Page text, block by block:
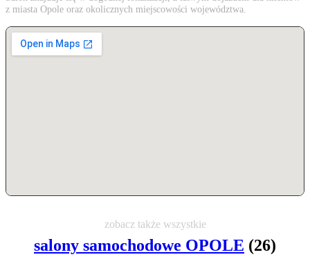
z miasta Opole oraz okolicznych miejscowości województwa.
zobacz także wszystkie
salony samochodowe OPOLE (26)